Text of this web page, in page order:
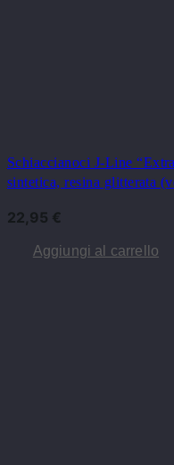
Schiaccianoci J-Line
sintetica, resina glitterata
22,95 €
Aggiungi al carrello